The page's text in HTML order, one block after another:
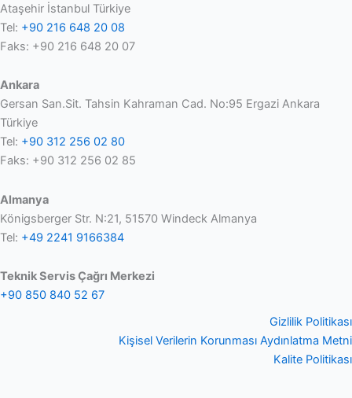
Ataşehir İstanbul Türkiye
Tel: +90 216 648 20 08
Faks: +90 216 648 20 07
Ankara
Gersan San.Sit. Tahsin Kahraman Cad. No:95 Ergazi Ankara
Türkiye
Tel: +90 312 256 02 80
Faks: +90 312 256 02 85
Almanya
Königsberger Str. N:21, 51570 Windeck Almanya
Tel: +49 2241 9166384
Teknik Servis Çağrı Merkezi
+90 850 840 52 67
Gizlilik Politikası
Kişisel Verilerin Korunması Aydınlatma Metni
Kalite Politikası